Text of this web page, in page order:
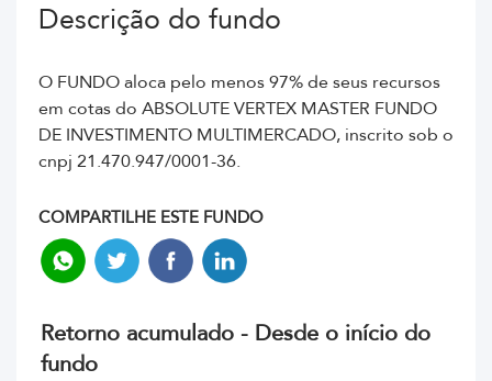
Descrição do fundo
O FUNDO aloca pelo menos 97% de seus recursos
em cotas do ABSOLUTE VERTEX MASTER FUNDO
DE INVESTIMENTO MULTIMERCADO, inscrito sob o
cnpj 21.470.947/0001-36.
COMPARTILHE ESTE FUNDO
Retorno acumulado - Desde o início do
fundo